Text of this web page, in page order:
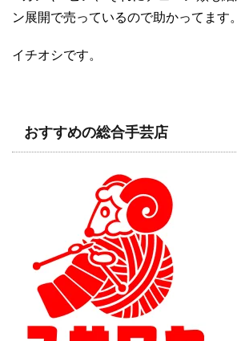
ン展開で売っているので助かってます。
イチオシです。
おすすめの総合手芸店